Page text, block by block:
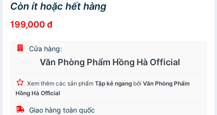
Còn ít hoặc hết hàng
199,000 đ
Cửa hàng:
Văn Phòng Phẩm Hồng Hà Official
Xem thêm các sản phẩm Tập kẻ ngang bởi Văn Phòng Phẩm
Hồng Hà Official
Giao hàng toàn quốc